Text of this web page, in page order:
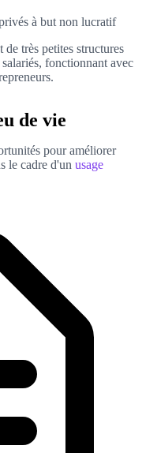
à but non lucratif
très petites structures
fonctionnant avec
de vie
pour améliorer
le cadre d'un usage